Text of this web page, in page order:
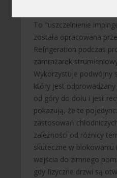
To "uszczelnienie
została opracowana
Refrigeration podczas
zamrażarek
Wykorzystuje podwójny
który jest
od góry do dołu i jest
pokazują, że te
zastosowań
zależności od różnicy
skuteczne w
wejścia do zimnego
gdy fizyczne drzwi są